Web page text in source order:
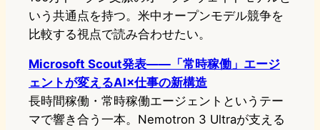
いう共通点を持つ。米中オープンモデル競争を
比較する視点で読み合わせたい。
Microsoft Scout発表——「常時稼働」エージ
ェントが変えるAI×仕事の新構造
長時間稼働・常時稼働エージェントというテー
マで響き合う一本。Nemotron 3 Ultraが支える